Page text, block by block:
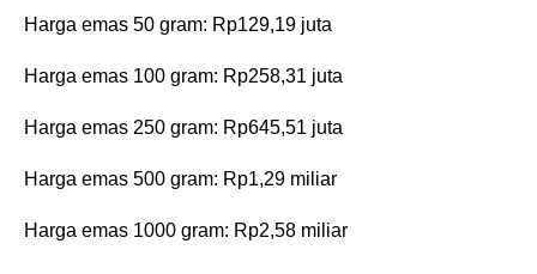
‎Harga emas 50 gram: Rp129,19 juta
‎Harga emas 100 gram: Rp258,31 juta
‎Harga emas 250 gram: Rp645,51 juta
‎Harga emas 500 gram: Rp1,29 miliar
‎Harga emas 1000 gram: Rp2,58 miliar